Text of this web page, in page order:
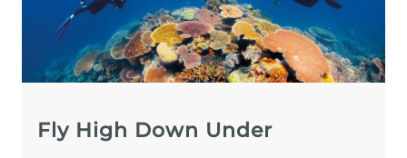
Fly High Down Under